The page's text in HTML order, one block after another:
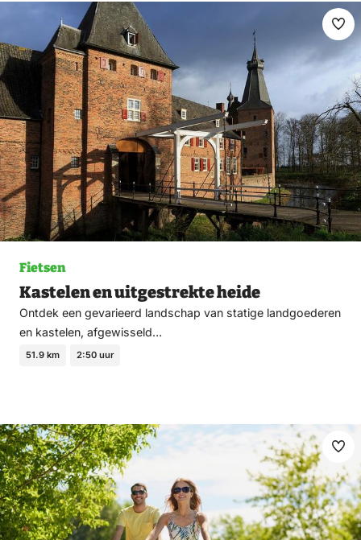
Fietsen
Kastelen en uitgestrekte heide
Ontdek een gevarieerd landschap van statige landgoederen
en kastelen, afgewisseld…
51.9 km 2:50 uur